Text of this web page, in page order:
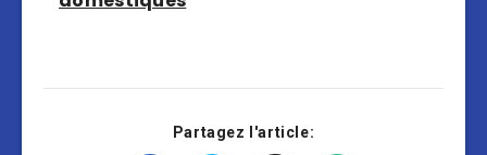
Partagez l'article: